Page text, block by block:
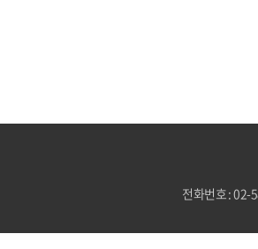
전화번호 :